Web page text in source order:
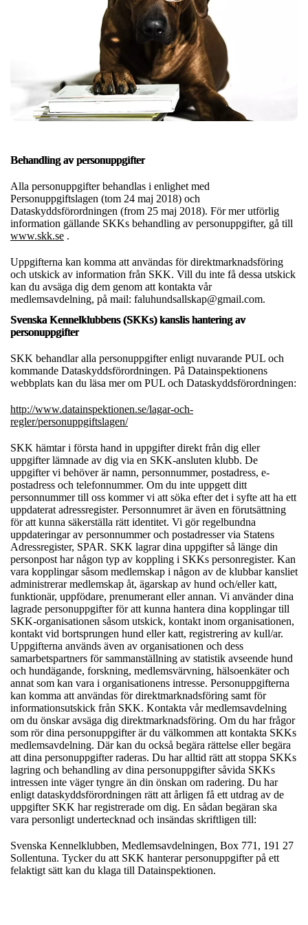
Behandling av personuppgifter
Alla personuppgifter behandlas i enlighet med
Personuppgiftslagen (tom 24 maj 2018) och
Dataskyddsförordningen (from 25 maj 2018). För mer utförlig
information gällande SKKs behandling av personuppgifter, gå till
www.skk.se .
Uppgifterna kan komma att användas för direktmarknadsföring
och utskick av information från SKK. Vill du inte få dessa utskick
kan du avsäga dig dem genom att kontakta vår
medlemsavdelning, på mail: faluhundsallskap@gmail.com.
Svenska Kennelklubbens (SKKs) kanslis hantering av
personuppgifter
SKK behandlar alla personuppgifter enligt nuvarande PUL och
kommande Dataskyddsförordningen. På Datainspektionens
webbplats kan du läsa mer om PUL och Dataskyddsförordningen:
http://www.datainspektionen.se/lagar-och-
regler/personuppgiftslagen/
SKK hämtar i första hand in uppgifter direkt från dig eller
uppgifter lämnade av dig via en SKK-ansluten klubb. De
uppgifter vi behöver är namn, personnummer, postadress, e-
postadress och telefonnummer. Om du inte uppgett ditt
personnummer till oss kommer vi att söka efter det i syfte att ha ett
uppdaterat adressregister. Personnumret är även en förutsättning
för att kunna säkerställa rätt identitet. Vi gör regelbundna
uppdateringar av personnummer och postadresser via Statens
Adressregister, SPAR. SKK lagrar dina uppgifter så länge din
personpost har någon typ av koppling i SKKs personregister. Kan
vara kopplingar såsom medlemskap i någon av de klubbar kansliet
administrerar medlemskap åt, ägarskap av hund och/eller katt,
funktionär, uppfödare, prenumerant eller annan. Vi använder dina
lagrade personuppgifter för att kunna hantera dina kopplingar till
SKK-organisationen såsom utskick, kontakt inom organisationen,
kontakt vid bortsprungen hund eller katt, registrering av kull/ar.
Uppgifterna används även av organisationen och dess
samarbetspartners för sammanställning av statistik avseende hund
och hundägande, forskning, medlemsvärvning, hälsoenkäter och
annat som kan vara i organisationens intresse. Personuppgifterna
kan komma att användas för direktmarknadsföring samt för
informationsutskick från SKK. Kontakta vår medlemsavdelning
om du önskar avsäga dig direktmarknadsföring. Om du har frågor
som rör dina personuppgifter är du välkommen att kontakta SKKs
medlemsavdelning. Där kan du också begära rättelse eller begära
att dina personuppgifter raderas. Du har alltid rätt att stoppa SKKs
lagring och behandling av dina personuppgifter såvida SKKs
intressen inte väger tyngre än din önskan om radering. Du har
enligt dataskyddsförordningen rätt att årligen få ett utdrag av de
uppgifter SKK har registrerade om dig. En sådan begäran ska
vara personligt undertecknad och insändas skriftligen till:
Svenska Kennelklubben, Medlemsavdelningen, Box 771, 191 27
Sollentuna. Tycker du att SKK hanterar personuppgifter på ett
felaktigt sätt kan du klaga till Datainspektionen.